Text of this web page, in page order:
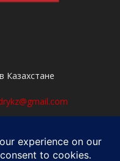
Казахстане